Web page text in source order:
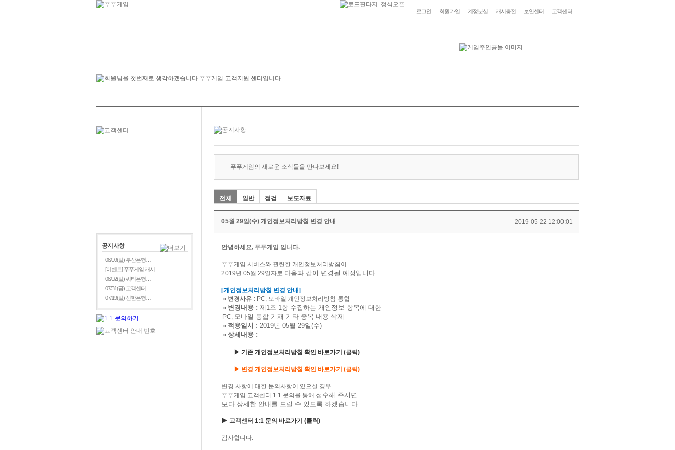
로그인 회원가입 계정분실 캐시충전 보안센터 고객센터
공지사항
08/09(일) 부산은행…
[이벤트] 푸푸게임 캐시…
08/02(일) 씨티은행…
07/31(금) 고객센터…
07/19(일) 신한은행…
푸푸게임의 새로운 소식들을 만나보세요!
전체 일반 점검 보도자료
05월 29일(수) 개인정보처리방침 변경 안내 2019-05-22 12:00:01
안녕하세요, 푸푸게임 입니다.
푸푸게임 서비스와 관련한 개인정보처리방침이
2019년 05월 29일자로 다음과 같이 변경될 예정입니다.
[개인정보처리방침 변경 안내]
○ 변경사유 : PC, 모바일 개인정보처리방침 통합
○ 변경내용 : 제 1조 1항 수집하는 개인정보 항목에 대한
PC, 모바일 통합 기재 기타 중복 내용 삭제
○ 적용일시 : 2019년 05월 29일(수)
○상세내용 :
▶ 기존 개인정보처리방침 확인 바로가기 (클릭)
▶ 변경 개인정보처리방침 확인 바로가기 (클릭)
변경 사항에 대한 문의사항이 있으실 경우
푸푸게임 고객센터 1:1 문의를 통해 접수해 주시면
보다 상세한 안내를 드릴 수 있도록 하겠습니다.
▶ 고객센터 1:1 문의 바로가기 (클릭)
감사합니다.